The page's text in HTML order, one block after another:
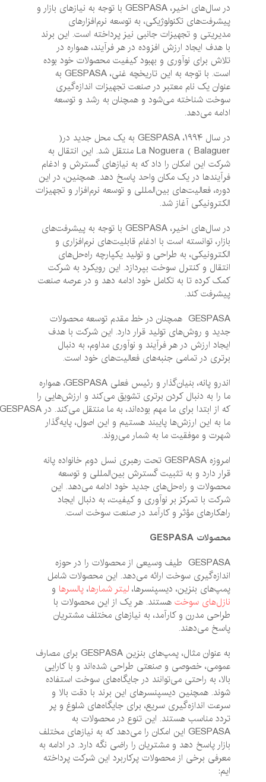
در سال‌های اخیر، GESPASA با توجه به نیازهای بازار و
پیشرفت‌های تکنولوژیکی، به توسعه نرم‌افزارهای
مدیریتی و تجهیزات جانبی نیز پرداخته است. این برند
با هدف ایجاد ارزش افزوده در هر فرآیند، همواره در
تلاش برای نوآوری و بهبود کیفیت محصولات خود بوده
است. با توجه به این تاریخچه غنی، GESPASA به
عنوان یک نام معتبر در صنعت تجهیزات اندازه‌گیری
سوخت شناخته می‌شود و همچنان به رشد و توسعه
ادامه می‌دهد.
در سال ۱۹۹۴، GESPASA به یک محل جدید در(
Balaguer ) La Noguera منتقل شد. این انتقال به
شرکت این امکان را داد که به نیازهای گسترش و ادغام
فرآیندها در یک مکان واحد پاسخ دهد. همچنین، در این
دوره، فعالیت‌های بین‌المللی و توسعه نرم‌افزار و تجهیزات
الکترونیکی آغاز شد.
در سال‌های اخیر، GESPASA با توجه به پیشرفت‌های
بازار، توانسته است با ادغام قابلیت‌های نرم‌افزاری و
الکترونیکی، به طراحی و تولید یکپارچه راه‌حل‌های
انتقال و کنترل سوخت بپردازد. این رویکرد به شرکت
کمک کرده تا به تکامل خود ادامه دهد و در عرصه صنعت
پیشرفت کند.
GESPASA همچنان در خط مقدم توسعه محصولات
جدید و روش‌های تولید قرار دارد. این شرکت با هدف
ایجاد ارزش در هر فرآیند و نوآوری مداوم، به دنبال
برتری در تمامی جنبه‌های فعالیت‌های خود است.
اندرو پانه، بنیان‌گذار و رئیس فعلی GESPASA، همواره
ما را به دنبال کردن برتری تشویق می‌کند و ارزش‌هایی را
که از ابتدا برای ما مهم بوده‌اند، به ما منتقل می‌کند. در GESPASA،
ما به این ارزش‌ها پایبند هستیم و این اصول، پایه‌گذار
شهرت و موفقیت ما به شمار می‌روند.
امروزه GESPASA تحت رهبری نسل دوم خانواده پانه
قرار دارد و به تثبیت گسترش بین‌المللی و توسعه
محصولات و راه‌حل‌های جدید خود ادامه می‌دهد. این
شرکت با تمرکز بر نوآوری و کیفیت، به دنبال ایجاد
راهکارهای مؤثر و کارآمد در صنعت سوخت است.
محصولات GESPASA
GESPASA طیف وسیعی از محصولات را در حوزه
اندازه‌گیری سوخت ارائه می‌دهد. این محصولات شامل
پمپ‌های بنزین، دیسپنسرها،لیتر شمارها،پالسرهاو
نازل‌های سوختهستند. هر یک از این محصولات با
طراحی مدرن و کارآمد، به نیازهای مختلف مشتریان
پاسخ می‌دهند.
به عنوان مثال، پمپ‌های بنزین GESPASA برای مصارف
عمومی، خصوصی و صنعتی طراحی شده‌اند و با کارایی
بالا، به راحتی می‌توانند در جایگاه‌های سوخت استفاده
شوند. همچنین دیسپنسرهای این برند با دقت بالا و
سرعت اندازه‌گیری سریع، برای جایگاه‌های شلوغ و پر
تردد مناسب هستند. این تنوع در محصولات به
GESPASA این امکان را می‌دهد که به نیازهای مختلف
بازار پاسخ دهد و مشتریان را راضی نگه دارد. در ادامه به
معرفی برخی از محصولات پرکاربرد این شرکت پرداخته